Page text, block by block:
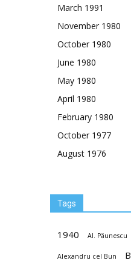
March 1991
November 1980
October 1980
June 1980
May 1980
April 1980
February 1980
October 1977
August 1976
Tags
1940 Al. Păunescu
Alexandru cel Bun